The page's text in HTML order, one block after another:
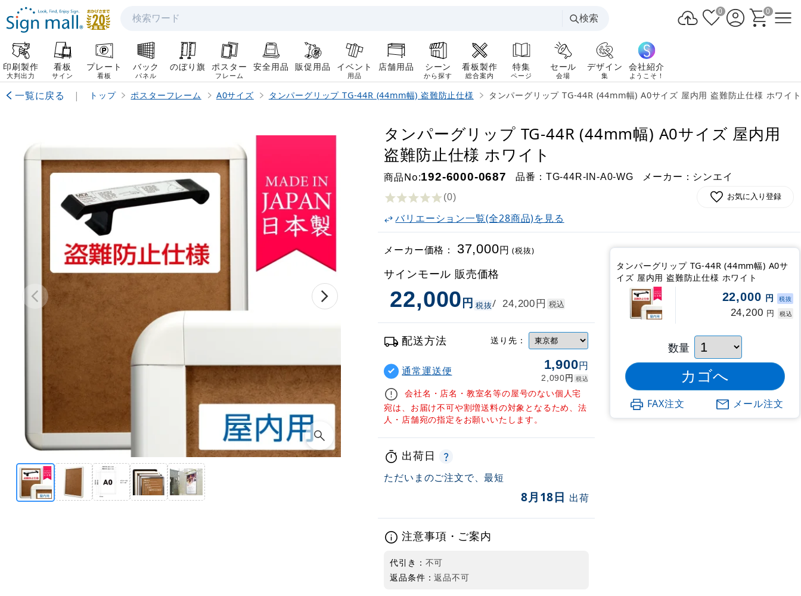
検索
検索
0 0
印刷製作
大判出力
看板
サイン
プレート
看板
バック
パネル
のぼり旗 ポスター
フレーム
安全用品 販促用品 イベント
用品
店舗用品 シーン
から探す
看板製作
総合案内
特集
ページ
セール
会場
デザイン
集
会社紹介
ようこそ！
一覧に戻る | トップ ポスターフレーム A0サイズ タンパーグリップ TG-44R (44mm幅) 盗難防止仕様 タンパーグリップ TG-44R (44mm幅) A0サイズ 屋内用 盗難防止仕様 ホワイト
タンパーグリップ TG-44R (44mm幅) A0サイズ 屋内用
盗難防止仕様 ホワイト
商品No:192-6000-0687 品番： TG-44R-IN-A0-WG メーカー：シンエイ
(0) お気に入り登録
バリエーション一覧(全28商品)を見る
メーカー価格： 37,000円(税抜)
サインモール 販売価格
22,000円 税抜/ 24,200円 税込
配送方法 送り先：
通常運送便 1,900円
2,090円 税込
会社名・店名・教室名等の屋号のない個人宅
宛は、お届け不可や割増送料の対象となるため、法
人・店舗宛の指定をお願いいたします。
出荷日
ただいまのご注文で、最短
8月18日 出荷
注意事項・ご案内
代引き： 不可
返品条件：返品不可
タンパーグリップ TG-44R (44mm幅) A0サ
イズ 屋内用 盗難防止仕様 ホワイト
22,000 円 税抜
24,200 円 税込
数量
FAX注文 メール注文